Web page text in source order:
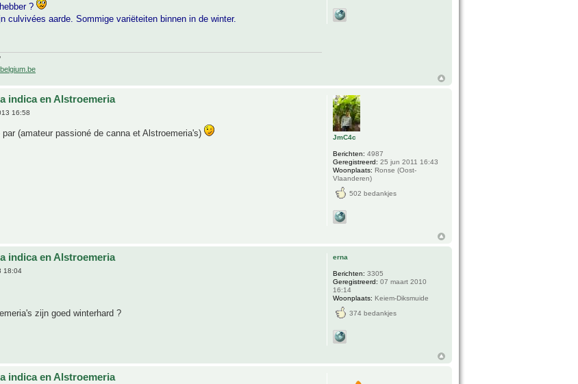
?
culvivées aarde. Sommige variëteiten binnen in de winter.
indica en Alstroemeria
16:58
(amateur passioné de canna et Alstroemeria's) JmC4c
Berichten: 4987
Geregistreerd: 25 jun 2011 16:43
Woonplaats: Ronse (Oost-
Vlaanderen)
502 bedankjes
indica en Alstroemeria
18:04
zijn goed winterhard ?
erna
Berichten: 3305
Geregistreerd: 07 maart 2010
16:14
Woonplaats: Keiem-Diksmuide
374 bedankjes
indica en Alstroemeria